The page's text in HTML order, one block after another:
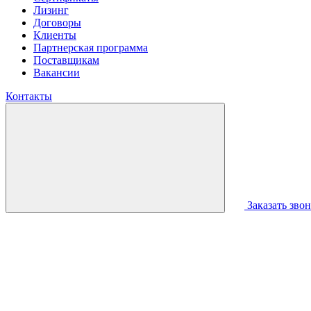
Лизинг
Договоры
Клиенты
Партнерская программа
Поставщикам
Вакансии
Контакты
Заказать